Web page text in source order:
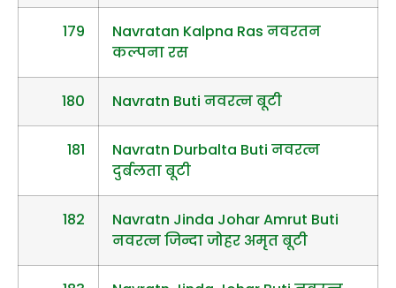
179
Navratan Kalpna Ras नवरतन
कल्पना रस
180 Navratn Buti नवरत्न बूटी
181
Navratn Durbalta Buti नवरत्न
दुर्बलता बूटी
182
Navratn Jinda Johar Amrut Buti
नवरत्न जिन्दा जोहर अमृत बूटी